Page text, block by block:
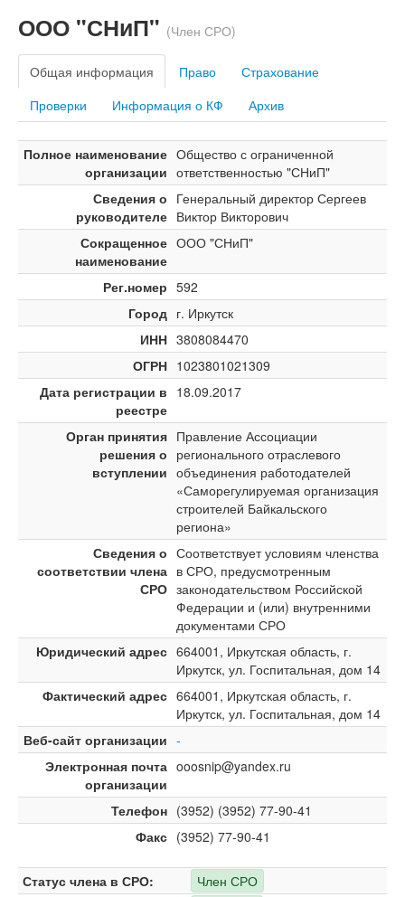
ООО "СНиП" (Член СРО)
Общая информация Право
Страхование
Проверки
Информация о КФ Архив
Полное наименование
организации
Общество с ограниченной
ответственностью "СНиП"
Сведения о
руководителе
Генеральный директор Сергеев
Виктор Викторович
Сокращенное
наименование
ООО "СНиП"
Рег.номер 592
Город г. Иркутск
ИНН 3808084470
ОГРН 1023801021309
Дата регистрации в
реестре
18.09.2017
Орган принятия
решения о
вступлении
Правление Ассоциации
регионального отраслевого
объединения работодателей
«Саморегулируемая организация
строителей Байкальского
региона»
Сведения о
соответствии члена
СРО
Соответствует условиям членства
в СРО, предусмотренным
законодательством Российской
Федерации и (или) внутренними
документами СРО
Юридический адрес 664001, Иркутская область, г.
Иркутск, ул. Госпитальная, дом 14
Фактический адрес 664001, Иркутская область, г.
Иркутск, ул. Госпитальная, дом 14
Веб-сайт организации -
Электронная почта
организации
ooosnip@yandex.ru
Телефон (3952) (3952) 77-90-41
Факс (3952) 77-90-41
Статус члена в СРО:
Член СРО